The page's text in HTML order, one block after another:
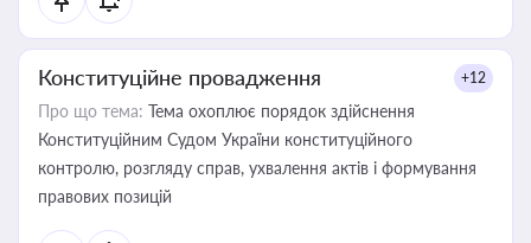
Конституційне провадження +12
Про що тема: Тема охоплює порядок здійснення
Конституційним Судом України конституційного
контролю, розгляду справ, ухвалення актів і формування
правових позицій